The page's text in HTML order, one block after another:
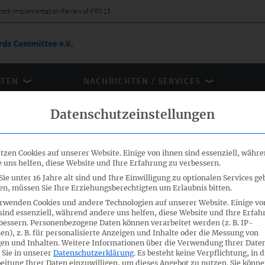
implementation Review of IFRS 15
NACHRICHTEN / SERVICES
IASB'S POST-
Datenschutzeinstellungen
Cookies auf unserer Website. Einige von ihnen sind essenziell,
uns helfen, diese Website und Ihre Erfahrung zu verbessern.
unter 16 Jahre alt sind und Ihre Einwilligung zu optionalen Services
müssen Sie Ihre Erziehungsberechtigten um Erlaubnis bitten.
Cookies und andere Technologien auf unserer Website. Einige
essenziell, während andere uns helfen, diese Website und Ihre
Personenbezogene Daten können verarbeitet werden (z. B. IP-
z. B. für personalisierte Anzeigen und Inhalte oder die Messung von
und Inhalten. Weitere Informationen über die Verwendung Ihrer
in unserer Datenschutzerklärung. Es besteht keine Verpflichtung, in
Ihrer Daten einzuwilligen, um dieses Angebot zu nutzen. Sie